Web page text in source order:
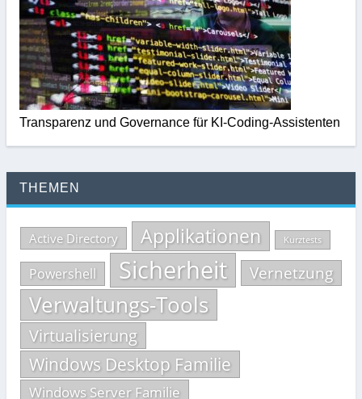
Transparenz und Governance für KI-Coding-Assistenten
THEMEN
Active Directory Applikationen Kurztests
Powershell Sicherheit Vernetzung
Verwaltungs-Tools
Virtualisierung
Windows Desktop Familie
Windows Server Familie